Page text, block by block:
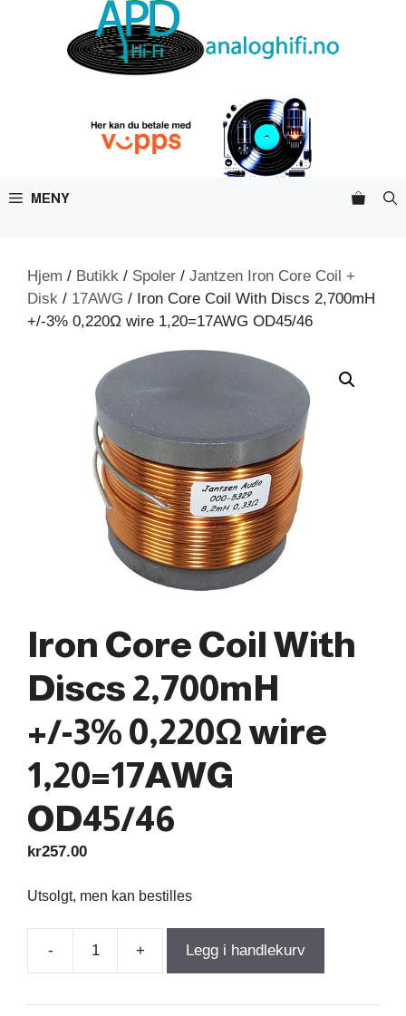
MENY
Hjem / Butikk / Spoler / Jantzen Iron Core Coil +
Disk / 17AWG / Iron Core Coil With Discs 2,700mH
+/-3% 0,220Ω wire 1,20=17AWG OD45/46
Iron Core Coil With
Discs 2,700mH
+/-3% 0,220Ω wire
1,20=17AWG
OD45/46
kr257.00
Utsolgt, men kan bestilles
-
Iron
Coil
+ Legg i handlekurv